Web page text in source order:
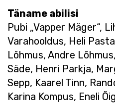
Täname abilisi
Pubi „Vapper Mäger“,
Varahooldus, Heli
Lõhmus, Andre
Säde, Henri Parkja,
Sepp, Kaarel Tinn,
Karina Kompus, Eneli